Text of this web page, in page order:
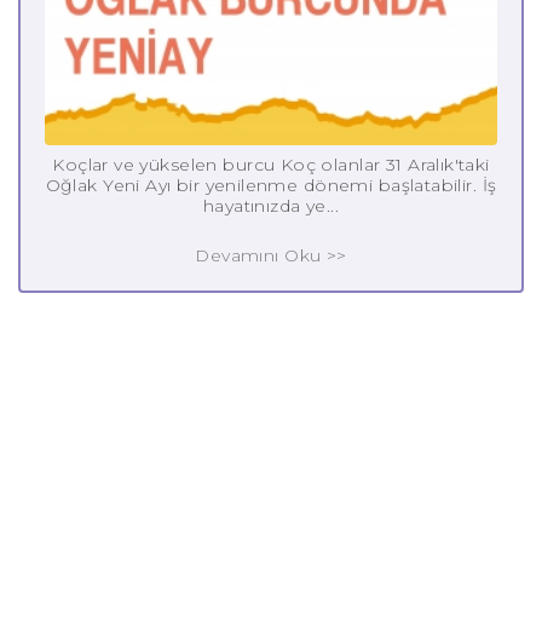
Koçlar ve yükselen burcu Koç olanlar 31 Aralık'taki
Oğlak Yeni Ayı bir yenilenme dönemi başlatabilir. İş
hayatınızda ye...
Devamını Oku >>